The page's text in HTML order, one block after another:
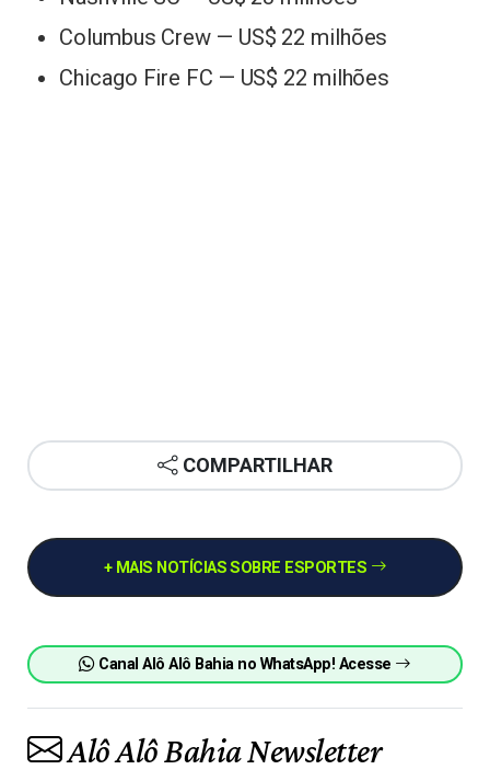
Columbus Crew — US$ 22 milhões
Chicago Fire FC — US$ 22 milhões
COMPARTILHAR
+ MAIS NOTÍCIAS SOBRE ESPORTES
Canal Alô Alô Bahia no WhatsApp! Acesse
Alô Alô Bahia Newsletter